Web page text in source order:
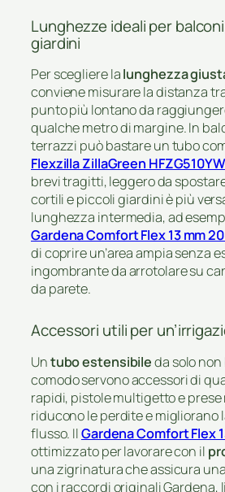
Lunghezze ideali per
giardini
Per scegliere lalunghezza
conviene misurare la distanza
punto più lontano da
qualche metro di margine. In
terrazzi può bastare un tubo
Flexzilla ZillaGreen
brevi tragitti, leggero da
cortili e piccoli giardini è più
lunghezza intermedia, ad
Gardena Comfort Flex 13 mm
di coprire un’area ampia senza
ingombrante da arrotolare su
da parete.
Accessori utili per
Untubo estensibileda solo
comodo servono accessori di
rapidi, pistole multigetto e
riducono le perdite e migliorano
flusso. IlGardena Comfort Flex
ottimizzato per lavorare con il
una zigrinatura che assicura
con i raccordi originali Gardena,